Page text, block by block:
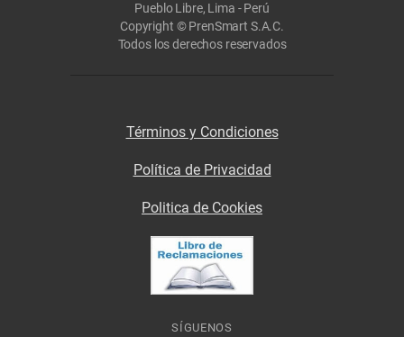
Pueblo Libre, Lima - Perú
Copyright © PrenSmart S.A.C.
Todos los derechos reservados
Términos y Condiciones
Política de Privacidad
Politica de Cookies
SÍGUENOS